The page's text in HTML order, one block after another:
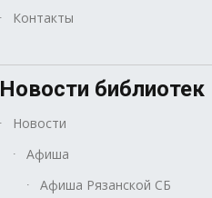
Контакты
Новости библиотек
Новости
Афиша
Афиша Рязанской СБ